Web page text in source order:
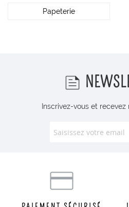
Papeterie
Inscrivez-vous et